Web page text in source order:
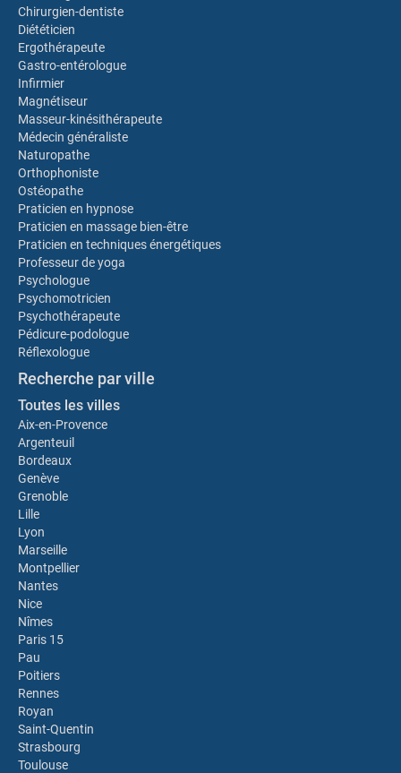
Chirurgien-dentiste
Diététicien
Ergothérapeute
Gastro-entérologue
Infirmier
Magnétiseur
Masseur-kinésithérapeute
Médecin généraliste
Naturopathe
Orthophoniste
Ostéopathe
Praticien en hypnose
Praticien en massage bien-être
Praticien en techniques énergétiques
Professeur de yoga
Psychologue
Psychomotricien
Psychothérapeute
Pédicure-podologue
Réflexologue
Recherche par ville
Toutes les villes
Aix-en-Provence
Argenteuil
Bordeaux
Genève
Grenoble
Lille
Lyon
Marseille
Montpellier
Nantes
Nice
Nîmes
Paris 15
Pau
Poitiers
Rennes
Royan
Saint-Quentin
Strasbourg
Toulouse